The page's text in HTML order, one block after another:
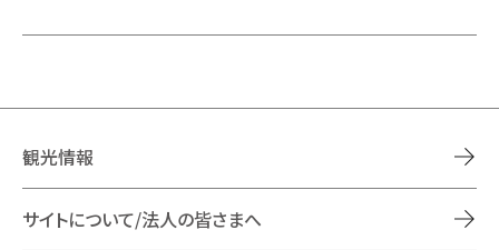
観光情報
サイトについて/法人の皆さまへ